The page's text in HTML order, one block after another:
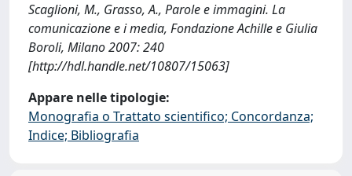
Scaglioni, M., Grasso, A., Parole e immagini. La
comunicazione e i media, Fondazione Achille e Giulia
Boroli, Milano 2007: 240
[http://hdl.handle.net/10807/15063]
Appare nelle tipologie:
Monografia o Trattato scientifico; Concordanza;
Indice; Bibliografia